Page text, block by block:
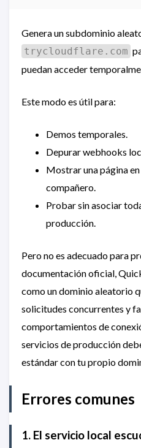
Genera un subdominio
trycloudflare.com
puedan acceder
Este modo es útil para:
Demos temporales.
Depurar webhooks
Mostrar una página
compañero.
Probar sin asociar
producción.
Pero no es adecuado para
documentación oficial,
como un dominio aleatorio
solicitudes concurrentes y
comportamientos de
servicios de producción
estándar con tu propio
Errores comunes
1. El servicio local